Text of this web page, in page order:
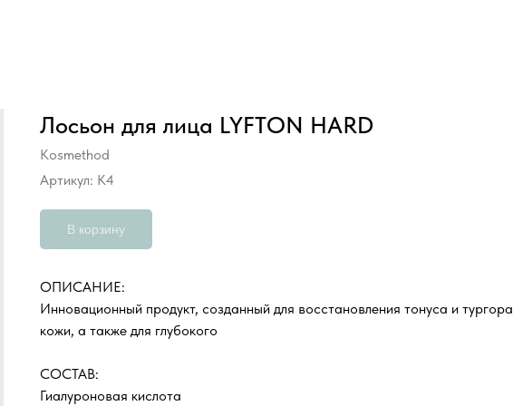
Лосьон для лица LYFTON HARD
Kosmethod
Артикул: K4
В корзину
ОПИСАНИЕ:
Инновационный продукт, созданный для восстановления тонуса и тургора
кожи, а также для глубокого
СОСТАВ:
Гиалуроновая кислота